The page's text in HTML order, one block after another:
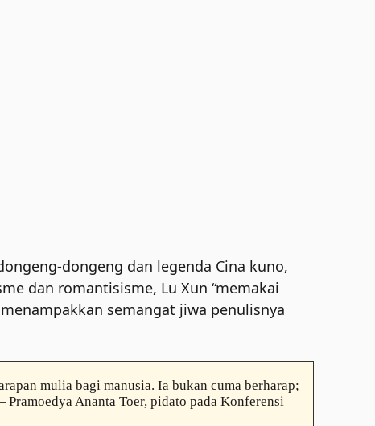
dongeng dan legenda Cina kuno,
dan romantisisme, Lu Xun “memakai
semangat jiwa penulisnya
mulia bagi manusia. Ia bukan cuma berharap;
Ananta Toer, pidato pada Konferensi